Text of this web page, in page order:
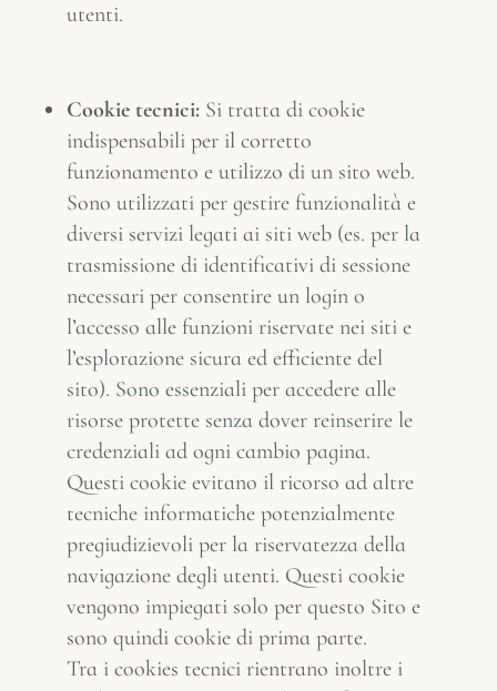
utenti.
Cookie tecnici: Si tratta di cookie
indispensabili per il corretto
funzionamento e utilizzo di un sito web.
Sono utilizzati per gestire funzionalità e
diversi servizi legati ai siti web (es. per la
trasmissione di identificativi di sessione
necessari per consentire un login o
l’accesso alle funzioni riservate nei siti e
l’esplorazione sicura ed efficiente del
sito). Sono essenziali per accedere alle
risorse protette senza dover reinserire le
credenziali ad ogni cambio pagina.
Questi cookie evitano il ricorso ad altre
tecniche informatiche potenzialmente
pregiudizievoli per la riservatezza della
navigazione degli utenti. Questi cookie
vengono impiegati solo per questo Sito e
sono quindi cookie di prima parte.
Tra i cookies tecnici rientrano inoltre i